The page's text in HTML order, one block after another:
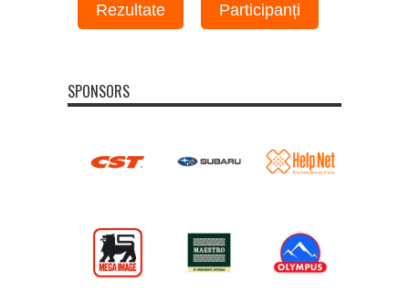
Rezultate Participanți
SPONSORS